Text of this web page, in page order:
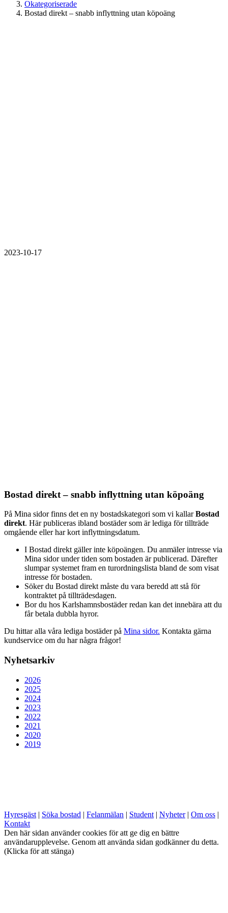
Okategoriserade
Bostad direkt – snabb inflyttning utan köpoäng
2023-10-17
Bostad direkt – snabb inflyttning utan köpoäng
På Mina sidor finns det en ny bostadskategori som vi kallarBostad
direkt. Här publiceras ibland bostäder som är lediga för tillträde
omgående eller har kort inflyttningsdatum.
I Bostad direkt gäller inte köpoängen. Du anmäler intresse via
Mina sidor under tiden som bostaden är publicerad. Därefter
slumpar systemet fram en turordningslista bland de som visat
intresse för bostaden.
Söker du Bostad direkt måste du vara beredd att stå för
kontraktet på tillträdesdagen.
Bor du hos Karlshamnsbostäder redan kan det innebära att du
får betala dubbla hyror.
Du hittar alla våra lediga bostäder på Mina sidor. Kontakta gärna
kundservice om du har några frågor!
Nyhetsarkiv
2026
2025
2024
2023
2022
2021
2020
2019
Hyresgäst | Söka bostad | Felanmälan | Student | Nyheter | Om oss |
Kontakt
Den här sidan använder cookies för att ge dig en bättre
användarupplevelse. Genom att använda sidan godkänner du detta.
(Klicka för att stänga)